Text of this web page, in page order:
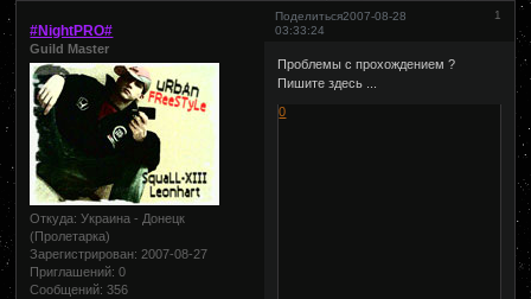
Поделиться 1
2007-08-28
03:33:24
#NightPRO#
Guild Master
Откуда: Украина - Донецк
(Пролетарка)
Зарегистрирован: 2007-08-27
Приглашений: 0
Сообщений: 356
Проблемы с прохождением ?
Пишите здесь ...
0